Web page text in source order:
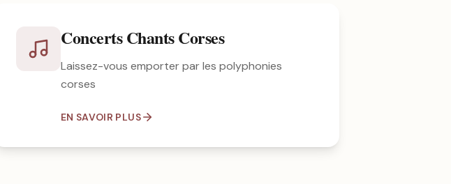
Concerts Chants Corses
Laissez-vous emporter par les polyphonies
corses
EN SAVOIR PLUS